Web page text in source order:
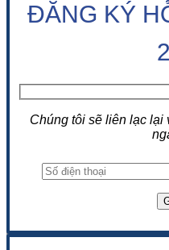
ĐĂNG KÝ
Chúng tôi sẽ liên lạc lại